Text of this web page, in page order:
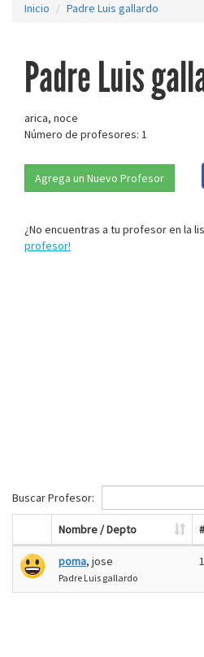
Inicio Padre Luis gallardo
Padre Luis
arica, noce
Número de profesores: 1
Agrega un Nuevo Profesor
¿No encuentras a tu profesor en la
profesor!
Buscar Profesor:
Nombre / Depto
poma, jose
Padre Luis gallardo
1